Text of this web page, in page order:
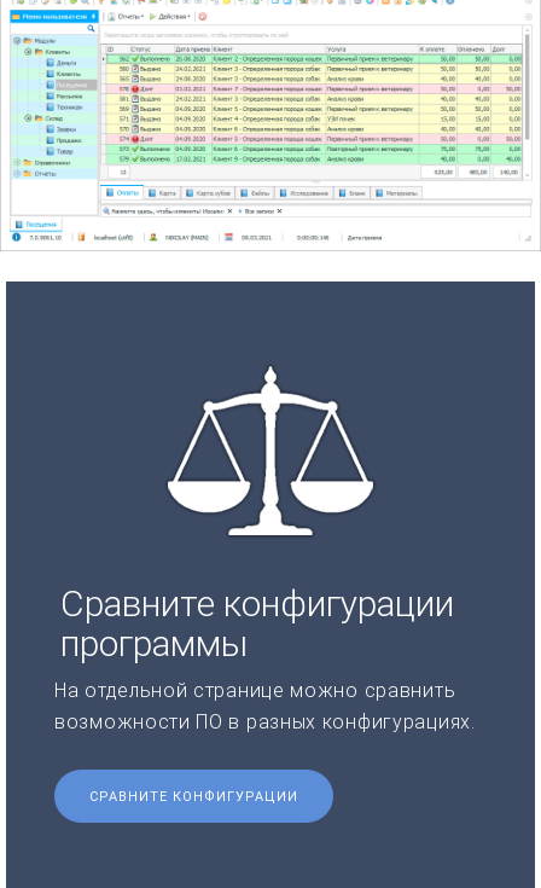
Сравните конфигурации
программы
На отдельной странице можно сравнить
возможности ПО в разных конфигурациях.
СРАВНИТЕ КОНФИГУРАЦИИ